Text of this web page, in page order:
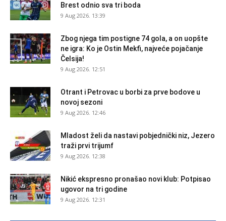
Brest odnio sva tri boda
9 Aug 2026. 13:39
Zbog njega tim postigne 74 gola, a on uopšte
ne igra: Ko je Ostin Mekfi, najveće pojačanje
Čelsija!
9 Aug 2026. 12:51
Otrant i Petrovac u borbi za prve bodove u
novoj sezoni
9 Aug 2026. 12:46
Mladost želi da nastavi pobjednički niz, Jezero
traži prvi trijumf
9 Aug 2026. 12:38
Nikić ekspresno pronašao novi klub: Potpisao
ugovor na tri godine
9 Aug 2026. 12:31